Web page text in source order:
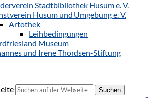
Stadtbibliothek Husum e. V.
Husum und Umgebung e. V.
Artothek
Leihbedingungen
Museum
und Irene Thordsen-Stiftung
Suchen